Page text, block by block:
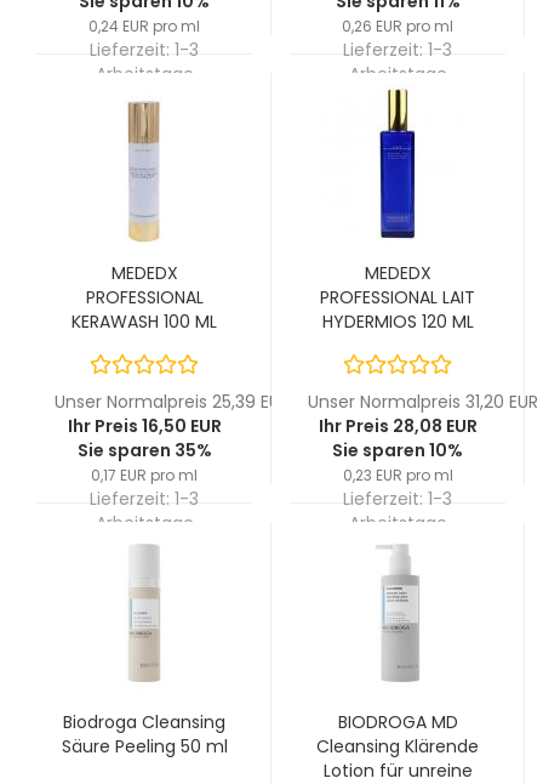
0,24 EUR pro ml
Lieferzeit: 1-3
Arbeitstage
0,26 EUR pro ml
Lieferzeit: 1-3
Arbeitstage
MEDEDX
PROFESSIONAL
KERAWASH 100 ML
Unser Normalpreis 25,39 EUR
Ihr Preis 16,50 EUR
Sie sparen 35%
0,17 EUR pro ml
Lieferzeit: 1-3
Arbeitstage
MEDEDX
PROFESSIONAL LAIT
HYDERMIOS 120 ML
Unser Normalpreis 31,20 EUR
Ihr Preis 28,08 EUR
Sie sparen 10%
0,23 EUR pro ml
Lieferzeit: 1-3
Arbeitstage
Biodroga Cleansing
Säure Peeling 50 ml
BIODROGA MD
Cleansing Klärende
Lotion für unreine